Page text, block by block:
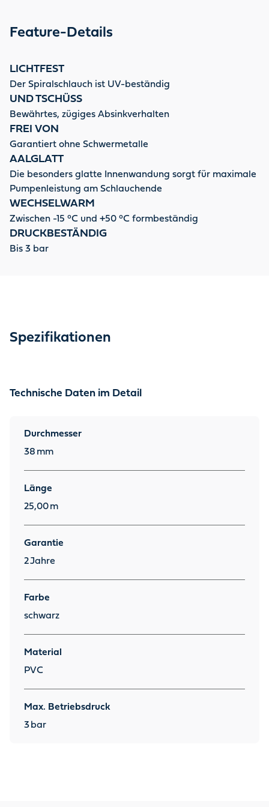
Feature-Details
LICHTFEST
Der Spiralschlauch ist UV-beständig
UND TSCHÜSS
Bewährtes, zügiges Absinkverhalten
FREI VON
Garantiert ohne Schwermetalle
AALGLATT
Die besonders glatte Innenwandung sorgt für maximale
Pumpenleistung am Schlauchende
WECHSELWARM
Zwischen -15 °C und +50 °C formbeständig
DRUCKBESTÄNDIG
Bis 3 bar
Spezifikationen
Technische Daten im Detail
Durchmesser
38 mm
Länge
25,00 m
Garantie
2Jahre
Farbe
schwarz
Material
PVC
Max. Betriebsdruck
3 bar